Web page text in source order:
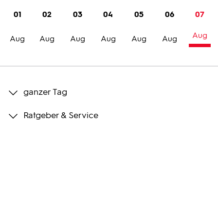
Trailer
Bilder
01
Aug
02
Aug
03
Aug
04
Aug
05
Aug
06
Aug
07
Aug
ganzer Tag
Ratgeber & Service